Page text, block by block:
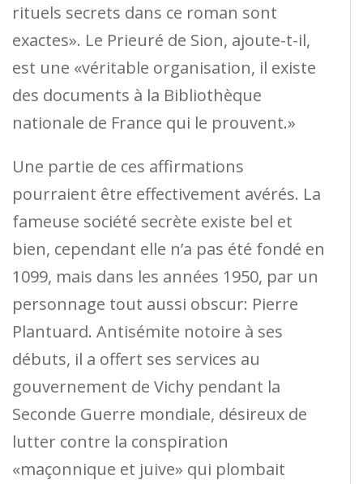
rituels secrets dans ce roman sont
exactes». Le Prieuré de Sion, ajoute-t-il,
est une «véritable organisation, il existe
des documents à la Bibliothèque
nationale de France qui le prouvent.»
Une partie de ces affirmations
pourraient être effectivement avérés. La
fameuse société secrète existe bel et
bien, cependant elle n’a pas été fondé en
1099, mais dans les années 1950, par un
personnage tout aussi obscur: Pierre
Plantuard. Antisémite notoire à ses
débuts, il a offert ses services au
gouvernement de Vichy pendant la
Seconde Guerre mondiale, désireux de
lutter contre la conspiration
«maçonnique et juive» qui plombait